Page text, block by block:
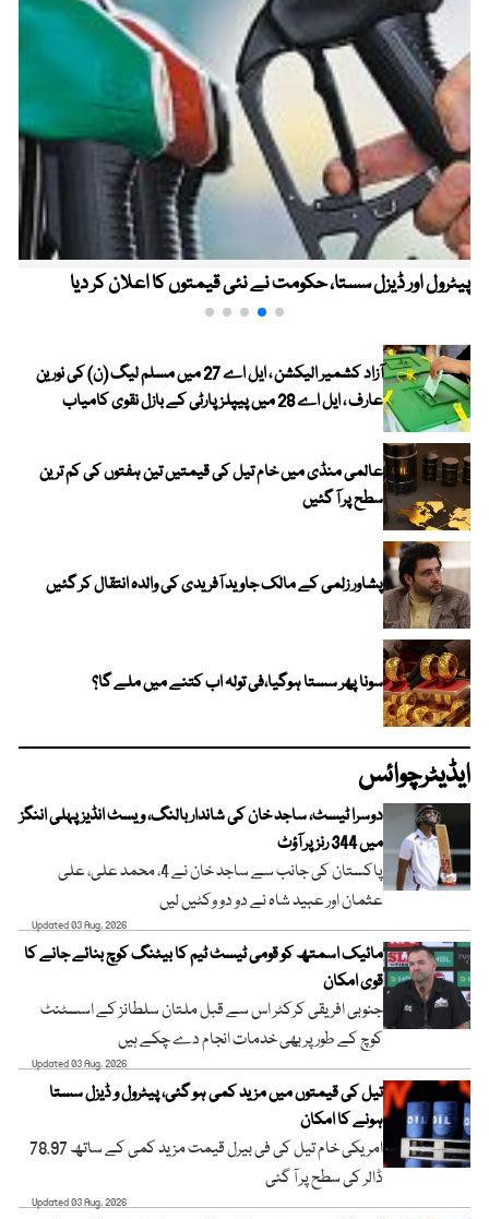
پیٹرول اور ڈیزل سستا، حکومت نے نئی قیمتوں کا اعلان کر دیا
آزاد کشمیر الیکشن ، ایل اے 27 میں مسلم لیگ (ن) کی نورین
عارف ، ایل اے 28 میں پیپلز پارٹی کے بازل نقوی کامیاب
عالمی منڈی میں خام تیل کی قیمتیں تین ہفتوں کی کم ترین
سطح پر آ گئیں
پشاور زلمی کے مالک جاوید آفریدی کی والدہ انتقال کر گئیں
سونا پھر سستا ہوگیا،فی تولہ اب کتنے میں ملے گا؟
ایڈیٹرچوائس
دوسرا ٹیسٹ، ساجد خان کی شاندار بالنگ، ویسٹ انڈیز پہلی اننگز
میں 344 رنز پر آؤٹ
پاکستان کی جانب سے ساجد خان نے 4، محمد علی، علی
عثمان اور عبید شاہ نے دو دو وکٹیں لیں
Updated 03 Aug, 2026
مائیک اسمتھ کو قومی ٹیسٹ ٹیم کا بیٹنگ کوچ بنائے جانے کا
قوی امکان
جنوبی افریقی کرکٹر اس سے قبل ملتان سلطانز کے اسسٹنٹ
کوچ کے طور پر بھی خدمات انجام دے چکے ہیں
Updated 03 Aug, 2026
تیل کی قیمتوں میں مزید کمی ہو گئی، پیٹرول و ڈیزل سستا
ہونے کا امکان
امریکی خام تیل کی فی بیرل قیمت مزید کمی کے ساتھ 78.97
ڈالر کی سطح پر آ گئی
Updated 03 Aug, 2026